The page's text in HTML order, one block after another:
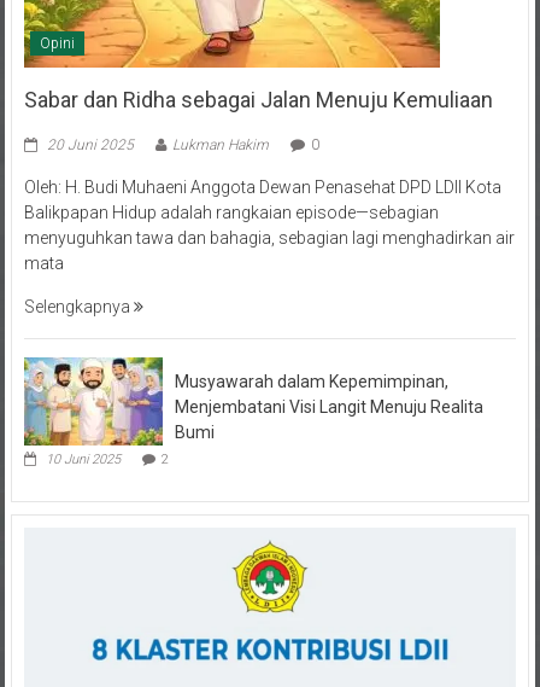
Opini
Sabar dan Ridha sebagai Jalan Menuju Kemuliaan
Balikpapan Hidup adalah rangkaian episode—sebagian
menyuguhkan tawa dan bahagia, sebagian lagi menghadirkan air
mata
Menjembatani Visi Langit Menuju Realita
Bumi
10 Juni 2025 2